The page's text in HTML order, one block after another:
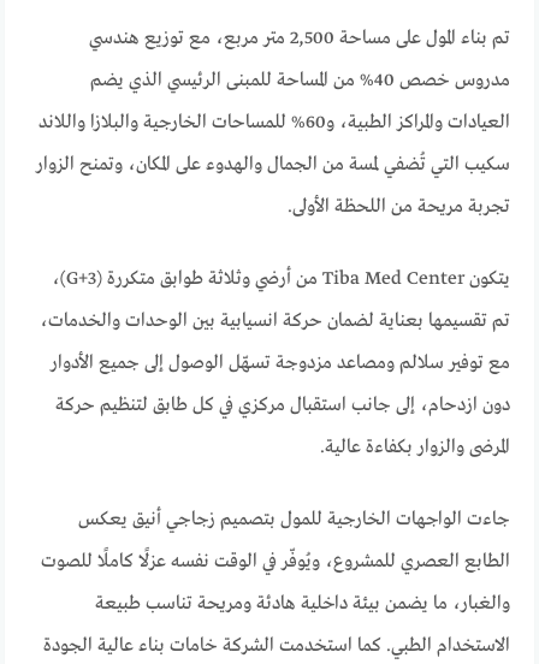
تم بناء المول على مساحة 2,500 متر مربع، مع توزيع هندسي
مدروس خصص 40% من المساحة للمبنى الرئيسي الذي يضم
العيادات والمراكز الطبية، و60% للمساحات الخارجية والبلازا واللاند
سكيب التي تُضفي لمسة من الجمال والهدوء على المكان، وتمنح الزوار
تجربة مريحة من اللحظة الأولى.
يتكون Tiba Med Center من أرضي وثلاثة طوابق متكررة (G+3)،
تم تقسيمها بعناية لضمان حركة انسيابية بين الوحدات والخدمات،
مع توفير سلالم ومصاعد مزدوجة تسهّل الوصول إلى جميع الأدوار
دون ازدحام، إلى جانب استقبال مركزي في كل طابق لتنظيم حركة
المرضى والزوار بكفاءة عالية.
جاءت الواجهات الخارجية للمول بتصميم زجاجي أنيق يعكس
الطابع العصري للمشروع، ويُوفّر في الوقت نفسه عزلًا كاملًا للصوت
والغبار، ما يضمن بيئة داخلية هادئة ومريحة تناسب طبيعة
الاستخدام الطبي. كما استخدمت الشركة خامات بناء عالية الجودة